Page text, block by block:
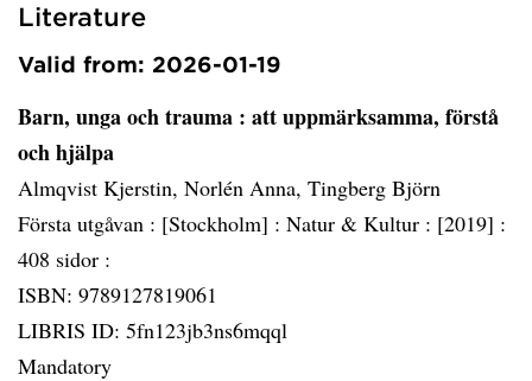
Literature
Valid from: 2026-01-19
Barn, unga och trauma : att uppmärksamma, förstå
och hjälpa
Almqvist Kjerstin, Norlén Anna, Tingberg Björn
Första utgåvan : [Stockholm] : Natur & Kultur : [2019] :
408 sidor :
ISBN: 9789127819061
LIBRIS ID: 5fn123jb3ns6mqql
Mandatory